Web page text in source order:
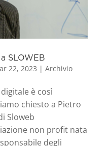
SLOWEB
22, 2023 | Archivio
è così
chiesto a Pietro
Sloweb
non profit nata
degli